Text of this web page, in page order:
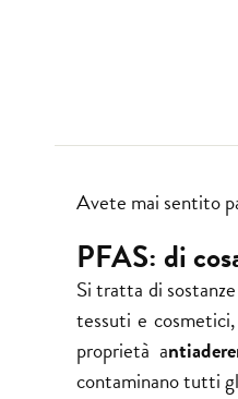
Avete mai sentito
PFAS: di
Si tratta di
tessuti e
proprietà a
contaminano tutti